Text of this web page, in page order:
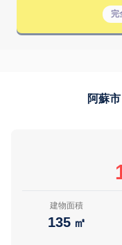
完
阿蘇市
建物面積
135 ㎡